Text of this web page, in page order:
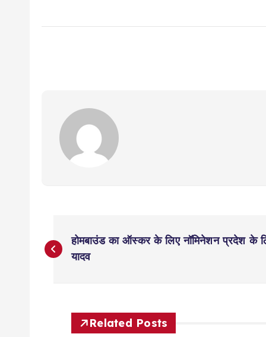
P
o
होमबाउंड का ऑस्कर के लिए नॉमिनेशन प्रदेश के
यादव
Related Posts